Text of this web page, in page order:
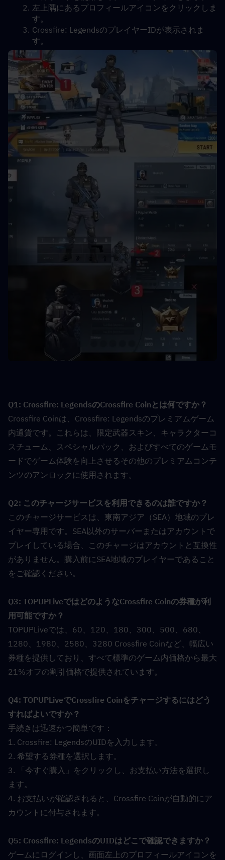
左上隅にあるプロフィールアイコンをクリックしま
す。
Crossfire: LegendsのプレイヤーIDが表示されま
す。
Q1: Crossfire: LegendsのCrossfire Coinとは何ですか？
Crossfire Coinは、Crossfire: Legendsのプレミアムゲーム
内通貨です。これらは、限定武器スキン、キャラクターコ
スチューム、スペシャルパック、およびすべてのゲームモ
ードでゲーム体験を向上させるその他のプレミアムコンテ
ンツのアンロックに使用されます。
Q2: このチャージサービスを利用できるのは誰ですか？
このチャージサービスは、東南アジア（SEA）地域のプレ
イヤー専用です。SEA以外のサーバーまたはアカウントで
プレイしている場合、このチャージはアカウントと互換性
がありません。購入前にSEA地域のプレイヤーであること
をご確認ください。
Q3: TOPUPLiveではどのようなCrossfire Coinの券種が利
用可能ですか？
TOPUPLiveでは、60、120、180、300、500、680、
1280、1980、2580、3280 Crossfire Coinなど、幅広い
券種を提供しており、すべて標準のゲーム内価格から最大
21%オフの割引価格で提供されています。
Q4: TOPUPLiveでCrossfire Coinをチャージするにはどう
すればよいですか？
手続きは迅速かつ簡単です：
1. Crossfire: LegendsのUIDを入力します。
2. 希望する券種を選択します。
3. 「今すぐ購入」をクリックし、お支払い方法を選択し
ます。
4. お支払いが確認されると、Crossfire Coinが自動的にア
カウントに付与されます。
Q5: Crossfire: LegendsのUIDはどこで確認できますか？
ゲームにログインし、画面左上のプロフィールアイコンを